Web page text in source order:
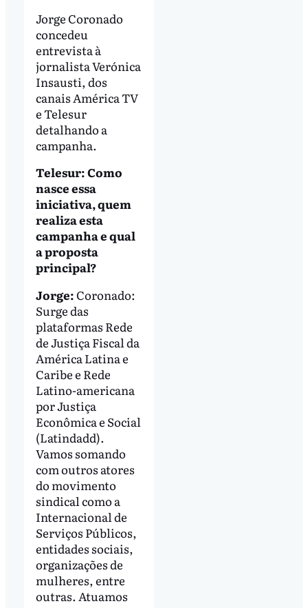
Jorge Coronado
concedeu
entrevista à
jornalista Verónica
Insausti, dos
canais América TV
e Telesur
detalhando a
campanha.
Telesur: Como
nasce essa
iniciativa, quem
realiza esta
campanha e qual
a proposta
principal?
Jorge:Coronado:
Surge das
plataformas Rede
de Justiça Fiscal da
América Latina e
Caribe e Rede
Latino-americana
por Justiça
Econômica e Social
(Latindadd).
Vamos somando
com outros atores
do movimento
sindical como a
Internacional de
Serviços Públicos,
entidades sociais,
organizações de
mulheres, entre
outras. Atuamos